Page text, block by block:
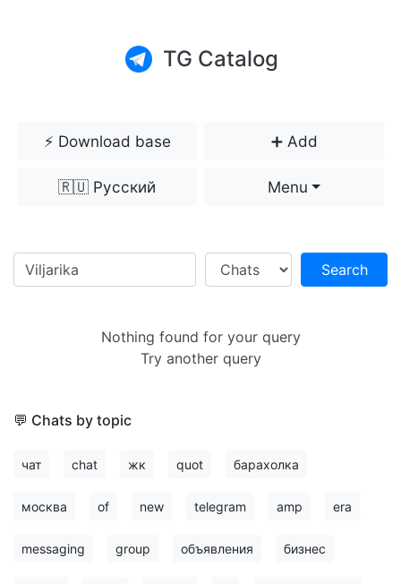
TG Catalog
⚡️ Download base ➕ Add
🇷🇺 Русский Menu
Search
Nothing found for your query
Try another query
💬 Chats by topic
чат chat жк quot барахолка
москва of new telegram amp era
messaging group объявления бизнес